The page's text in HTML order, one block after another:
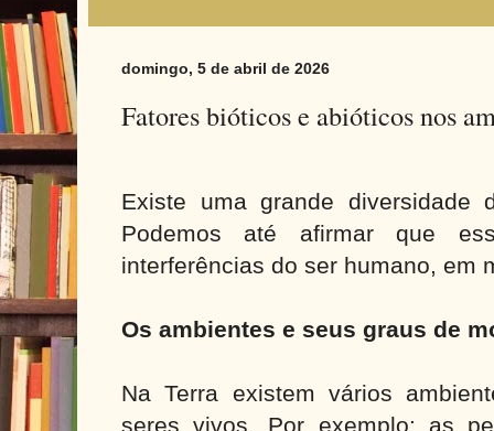
domingo, 5 de abril de 2026
Fatores bióticos e abióticos nos
Existe uma grande diversidade
Podemos até afirmar que
interferências do ser humano, em
Os ambientes e seus graus de
Na Terra existem vários
seres vivos. Por exemplo: as